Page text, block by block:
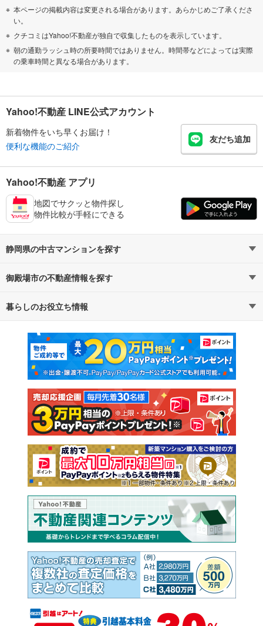
本ページの掲載内容は変更される場合があります。あらかじめご了承くださ
い。
クチコミはYahoo!不動産が独自で収集したものを表示しています。
朝の通勤ラッシュ時の所要時間ではありません。時間帯などによっては実際
の乗車時間と異なる場合があります。
Yahoo!不動産 LINE公式アカウント
新着物件をいち早くお届け！
便利な機能のご紹介
友だち追加
Yahoo!不動産 アプリ
地図でサクッと物件探し
物件比較が手軽にできる
静岡県の中古マンションを探す
路線・駅から探す
通勤・通学時間から探す
御殿場市の不動産情報を探す
不動産・住宅
新築マンション 中古マンション
新築一戸建て 中古一戸建て
注文住宅 土地
売却査定
暮らしのお役立ち情報
マンションカタログ 教えて！住まいの先生